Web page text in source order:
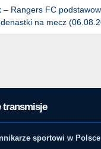
– Rangers FC
na mecz
transmisje
sportowi w Polsce